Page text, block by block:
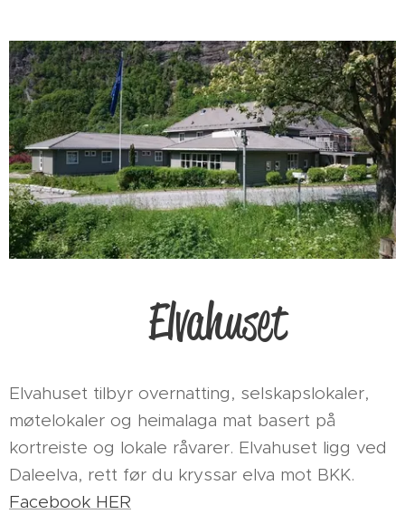
Elvahuset
Elvahuset tilbyr overnatting, selskapslokaler,
møtelokaler og heimalaga mat basert på
kortreiste og lokale råvarer. Elvahuset ligg ved
Daleelva, rett før du kryssar elva mot BKK.
Facebook HER